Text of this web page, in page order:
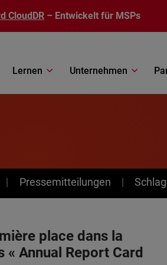
CloudDR – Entwickelt für MSPs
Lernen Unternehmen
Pressemitteilungen
place dans la
Annual Report Card